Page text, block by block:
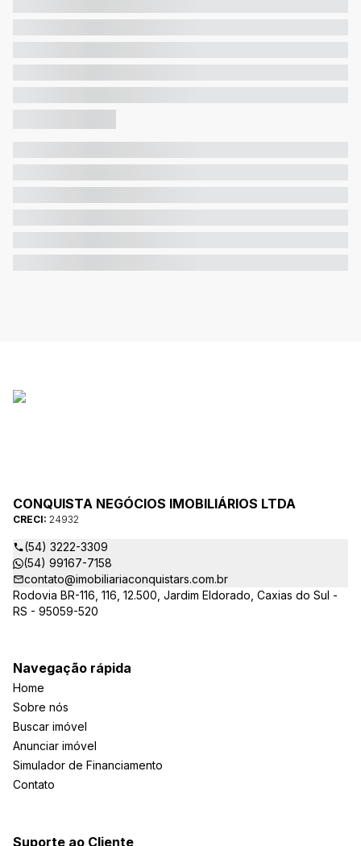
CONQUISTA NEGÓCIOS IMOBILIÁRIOS LTDA
CRECI: 24932
(54) 3222-3309
(54) 99167-7158
contato@imobiliariaconquistars.com.br
Rodovia BR-116, 116, 12.500, Jardim Eldorado, Caxias do Sul -
RS - 95059-520
Navegação rápida
Home
Sobre nós
Buscar imóvel
Anunciar imóvel
Simulador de Financiamento
Contato
Suporte ao Cliente